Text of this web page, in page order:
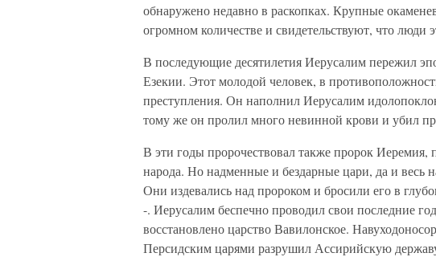
обнаружено недавно в раскопках. Крупные
огромном количестве и свидетельствуют, что люди
В последующие десятилетия Иерусалим пережил
Езекии. Этот молодой человек, в
преступления. Он наполнил Иерусалим
тому же он пролил много невинной крови и убил
В эти годы пророчествовал также пророк Иеремия,
народа. Но надменные и бездарные цари, да и весь
Они издевались над пророком и бросили его в
-. Иерусалим беспечно проводил свои последние
восстановлено царство Вавилонское.
Персидским царями разрушил Ассирийскую